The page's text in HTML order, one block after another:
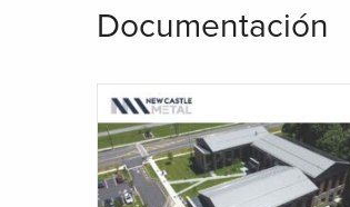
Documentación